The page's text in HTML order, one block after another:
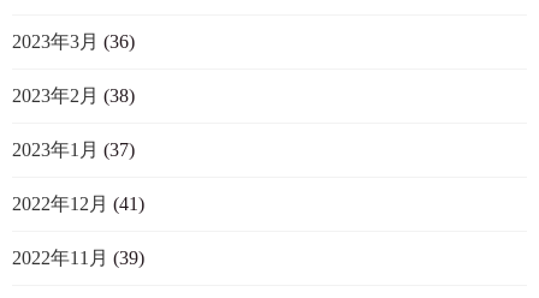
2023年3月 (36)
2023年2月 (38)
2023年1月 (37)
2022年12月 (41)
2022年11月 (39)